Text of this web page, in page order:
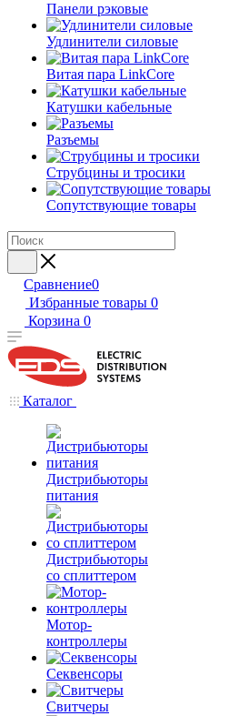
Панели рэковые
Удлинители силовые
Витая пара LinkCore
Катушки кабельные
Разъемы
Струбцины и тросики
Сопутствующие товары
Сравнение0
Избранные товары 0
Корзина 0
Каталог
Дистрибьюторы
питания
Дистрибьюторы
со сплиттером
Мотор-
контроллеры
Секвенсоры
Свитчеры